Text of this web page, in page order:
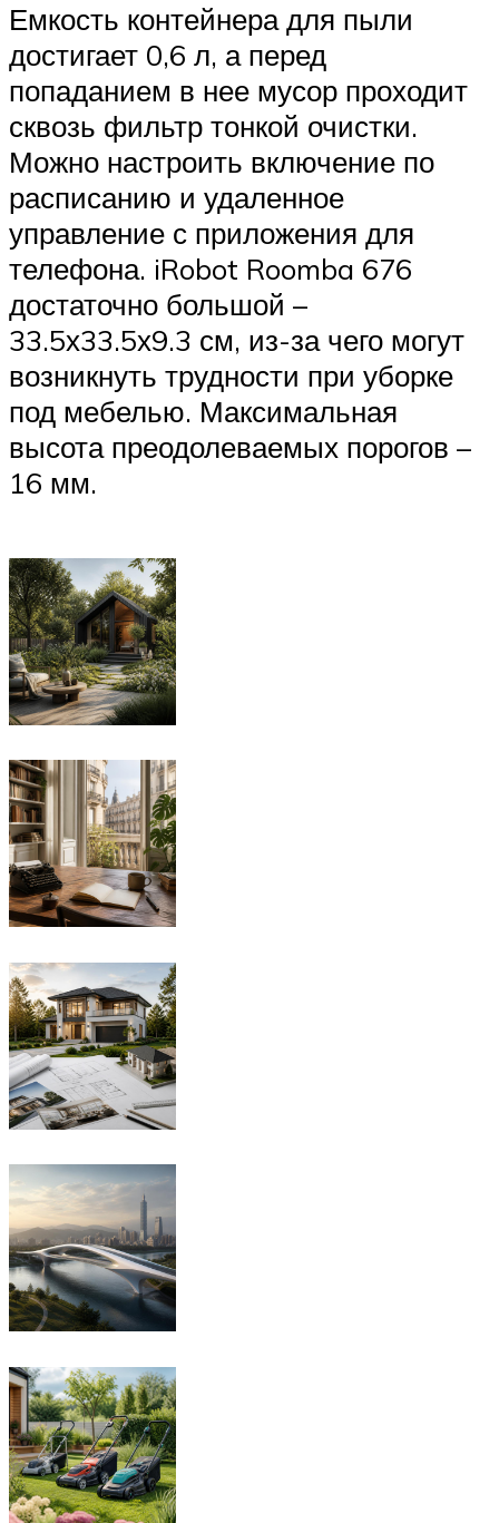
Емкость контейнера для пыли
достигает 0,6 л, а перед
попаданием в нее мусор проходит
сквозь фильтр тонкой очистки.
Можно настроить включение по
расписанию и удаленное
управление с приложения для
телефона. iRobot Roomba 676
достаточно большой –
33.5х33.5х9.3 см, из-за чего могут
возникнуть трудности при уборке
под мебелью. Максимальная
высота преодолеваемых порогов –
16 мм.